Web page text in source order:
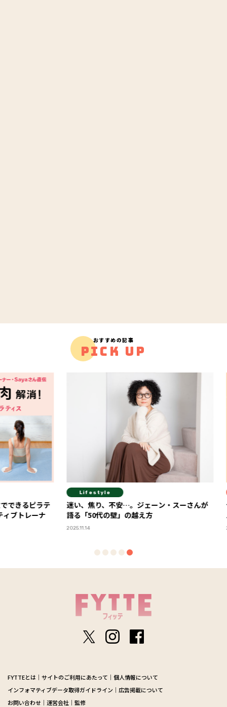
おすすめの記事
PICK UP
ピラテ
ーナ
Lifestyle
迷い、焦り、不安…。ジェーン・スーさんが
語る「50代の壁」の越え方
Diet
今年の
ルス
2026.06.01
FYTTEとは サイトのご利用にあたって
個人情報について
インフォマティブデータ取得ガイドライン
広告掲載について
お問い合わせ
運営会社 監修